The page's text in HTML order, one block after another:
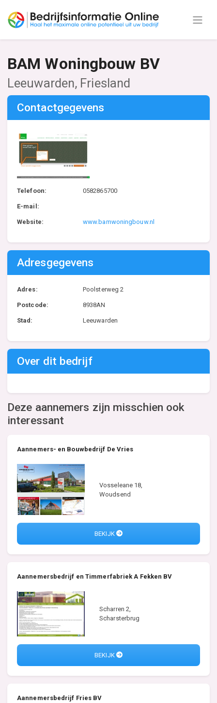
BAM Woningbouw BV
Leeuwarden, Friesland
Contactgegevens
Telefoon: 0582865700
E-mail:
Website: www.bamwoningbouw.nl
Adresgegevens
Adres: Poolsterweg 2
Postcode: 8938AN
Stad: Leeuwarden
Over dit bedrijf
Deze aannemers zijn misschien ook
interessant
Aannemers- en Bouwbedrijf De Vries
Vosseleane 18,
Woudsend
BEKIJK
Aannemersbedrijf en Timmerfabriek A Fekken BV
Scharren 2,
Scharsterbrug
BEKIJK
Aannemersbedrijf Fries BV